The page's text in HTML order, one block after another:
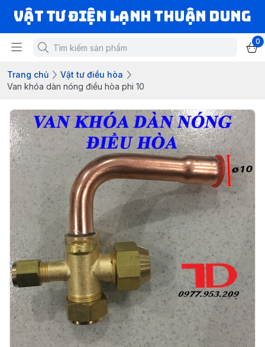
VẬT TƯ ĐIỆN LẠNH THUẬN DUNG
0
Trang chủ
Vật tư điều hòa
Van khóa dàn nóng điều hòa phi 10